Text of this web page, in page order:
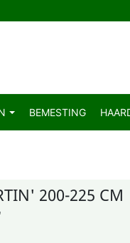
BEMESTING
200-225 CM